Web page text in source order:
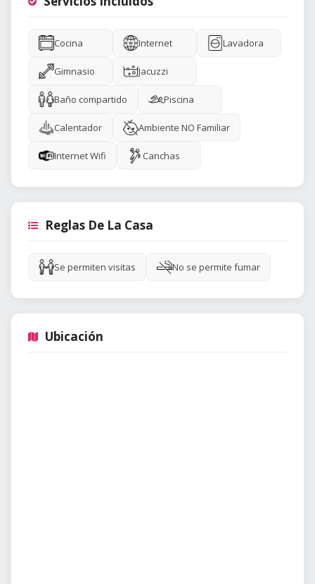
Cocina Internet Lavadora
Gimnasio Jacuzzi
Baño compartido Piscina
Calentador Ambiente NO Familiar
Internet Wifi Canchas
Reglas De La Casa
Se permiten visitas No se permite fumar
Ubicación